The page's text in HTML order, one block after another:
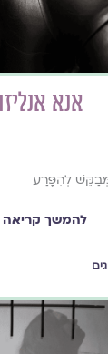
אנא
לְהִפָּרַע
להמשך קריאה